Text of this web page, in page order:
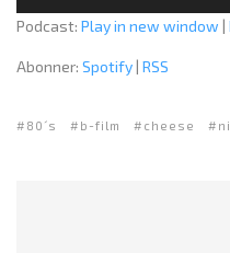
d
p
Podcast: Play in new window |
Abonner: Spotify | RSS
80´s b-film cheese